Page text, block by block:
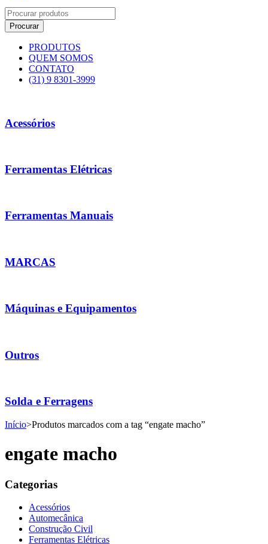
PRODUTOS
QUEM SOMOS
CONTATO
(31) 9 8301-3999
Acessórios
Ferramentas Elétricas
Ferramentas Manuais
MARCAS
Máquinas e Equipamentos
Outros
Solda e Ferragens
Início>Produtos marcados com a tag “engate macho”
engate macho
Categorias
Acessórios
Automecânica
Construção Civil
Ferramentas Elétricas